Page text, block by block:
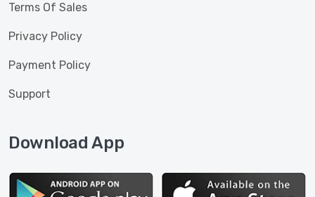
Terms Of Sales
Privacy Policy
Payment Policy
Support
Download App